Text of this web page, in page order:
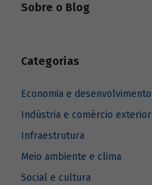
Sobre o Blog
Categorias
Economia e desenvolvimento
Indústria e comércio exterior
Infraestrutura
Meio ambiente e clima
Social e cultura